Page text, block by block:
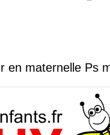
en maternelle Ps